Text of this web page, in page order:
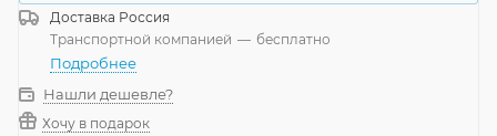
Доставка Россия
Транспортной компанией — бесплатно
Подробнее
Нашли дешевле?
Хочу в подарок